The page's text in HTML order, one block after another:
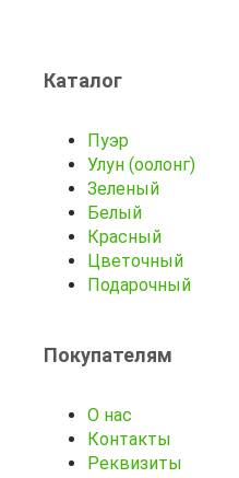
Каталог
Пуэр
Улун (оолонг)
Зеленый
Белый
Красный
Цветочный
Подарочный
Покупателям
О нас
Контакты
Реквизиты